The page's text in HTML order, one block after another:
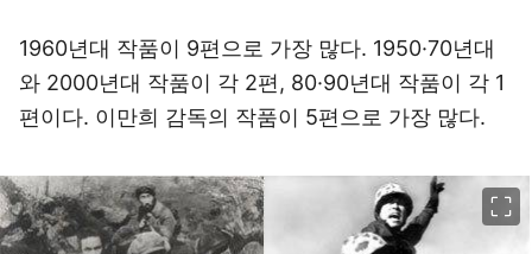
1960년대 작품이 9편으로 가장 많다. 1950·70년대
와 2000년대 작품이 각 2편, 80·90년대 작품이 각 1
편이다. 이만희 감독의 작품이 5편으로 가장 많다.